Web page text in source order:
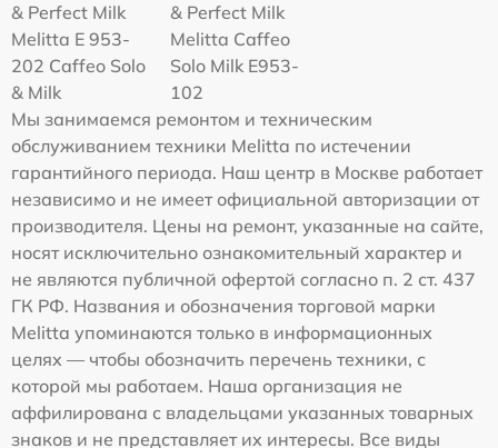
& Perfect Milk
& Perfect Milk
Melitta Е 953-
202 Caffeo Solo
& Milk
Melitta Caffeo
Solo Milk E953-
102
Мы занимаемся ремонтом и техническим
обслуживанием техники Melitta по истечении
гарантийного периода. Наш центр в Москве работает
независимо и не имеет официальной авторизации от
производителя. Цены на ремонт, указанные на сайте,
носят исключительно ознакомительный характер и
не являются публичной офертой согласно п. 2 ст. 437
ГК РФ. Названия и обозначения торговой марки
Melitta упоминаются только в информационных
целях — чтобы обозначить перечень техники, с
которой мы работаем. Наша организация не
аффилирована с владельцами указанных товарных
знаков и не представляет их интересы. Все виды